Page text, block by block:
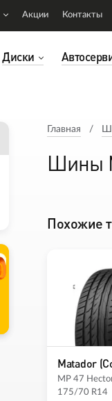
Диски
Акции Контакты
Главная
Шины
Похожие
Matador
MP 47
175/70 R14